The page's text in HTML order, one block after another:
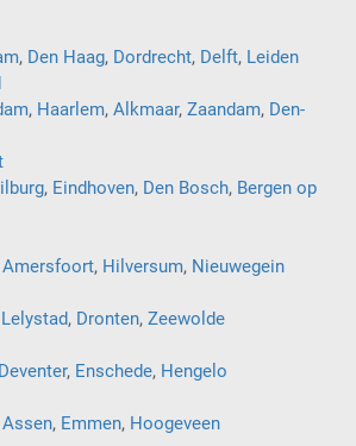
, Den Haag, Dordrecht, Delft, Leiden
, Haarlem, Alkmaar, Zaandam, Den-
, Eindhoven, Den Bosch, Bergen op
Amersfoort, Hilversum, Nieuwegein
Lelystad, Dronten, Zeewolde
Deventer, Enschede, Hengelo
Assen, Emmen, Hoogeveen